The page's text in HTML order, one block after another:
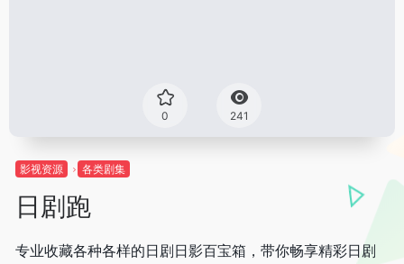
0 241
影视资源 各类剧集
日剧跑
专业收藏各种各样的日剧日影百宝箱，带你畅享精彩日剧